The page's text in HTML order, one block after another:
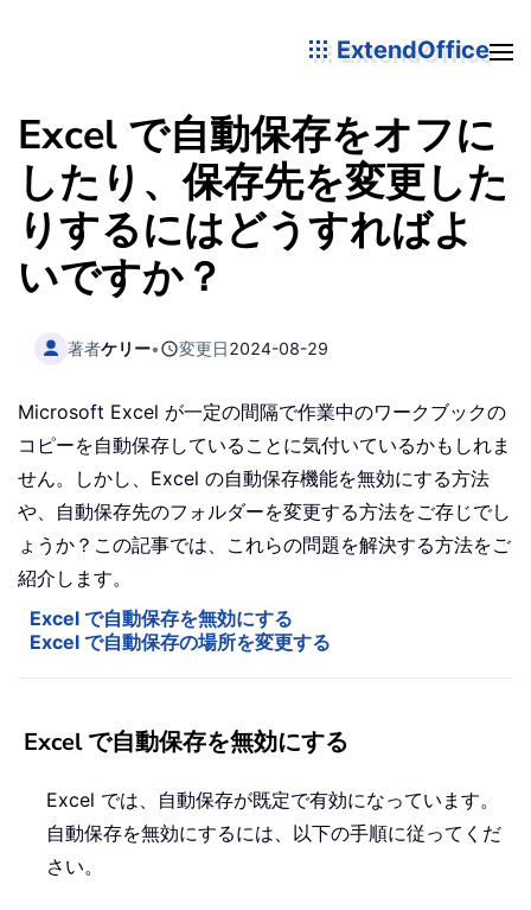
ExtendOffice
Excel で自動保存をオフに
したり、保存先を変更した
りするにはどうすればよ
いですか？
著者ケリー• 変更日2024-08-29
Microsoft Excel が一定の間隔で作業中のワークブックの
コピーを自動保存していることに気付いているかもしれま
せん。しかし、Excel の自動保存機能を無効にする方法
や、自動保存先のフォルダーを変更する方法をご存じでし
ょうか？この記事では、これらの問題を解決する方法をご
紹介します。
Excel で自動保存を無効にする
Excel で自動保存の場所を変更する
Excel で自動保存を無効にする
Excel では、自動保存が既定で有効になっています。
自動保存を無効にするには、以下の手順に従ってくだ
さい。